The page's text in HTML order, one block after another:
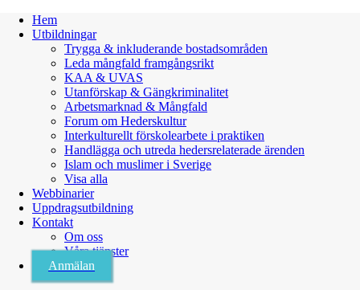
Hem
Utbildningar
Trygga & inkluderande bostadsområden
Leda mångfald framgångsrikt
KAA & UVAS
Utanförskap & Gängkriminalitet
Arbetsmarknad & Mångfald
Forum om Hederskultur
Interkulturellt förskolearbete i praktiken
Handlägga och utreda hedersrelaterade ärenden
Islam och muslimer i Sverige
Visa alla
Webbinarier
Uppdragsutbildning
Kontakt
Om oss
Våra tjänster
Anmälan